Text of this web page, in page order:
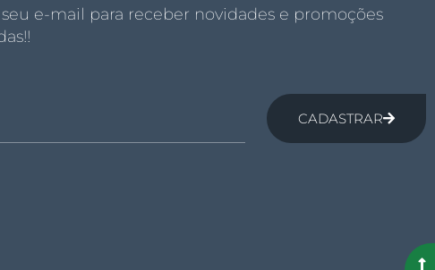
e-mail para receber novidades e promoções
CADASTRAR